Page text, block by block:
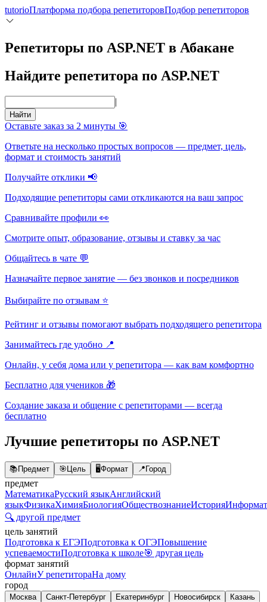
tutorioПлатформа подбора репетиторовПодбор репетиторов
Репетиторы по ASP.NET в Абакане
Найдите репетитора по ASP.NET
|
Найти
Оставьте заказ за 2 минуты 🎯
Ответьте на несколько простых вопросов — предмет, цель,
формат и стоимость занятий
Получайте отклики 📢
Подходящие репетиторы сами откликаются на ваш запрос
Сравнивайте профили 👀
Смотрите опыт, образование, отзывы и ставку за час
Общайтесь в чате 💬
Назначайте первое занятие — без звонков и посредников
Выбирайте по отзывам ⭐
Рейтинг и отзывы помогают выбрать подходящего репетитора
Занимайтесь где удобно 📍
Онлайн, у себя дома или у репетитора — как вам комфортно
Бесплатно для учеников 🎁
Создание заказа и общение с репетиторами — всегда
бесплатно
Лучшие репетиторы по ASP.NET
📚Предмет 🎯Цель 🖥️Формат 📍Город
предмет
МатематикаРусский языкАнглийский
языкФизикаХимияБиологияОбществознаниеИстория
🔍 другой предмет
цель занятий
Подготовка к ЕГЭПодготовка к ОГЭПовышение
успеваемостиПодготовка к школе🎯 другая цель
формат занятий
ОнлайнУ репетитораНа дому
город
Москва Санкт-Петербург Екатеринбург Новосибирск
Казань